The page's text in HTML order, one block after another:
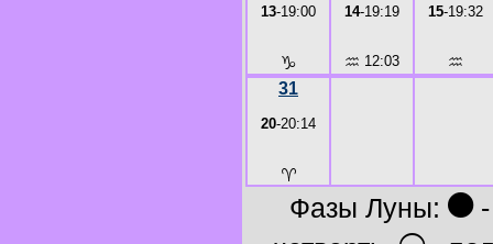
13-19:00
♑
14-19:19
♒ 12:03
15-19:32
♒
31
20-20:14
♈
Фазы Луны: ●-